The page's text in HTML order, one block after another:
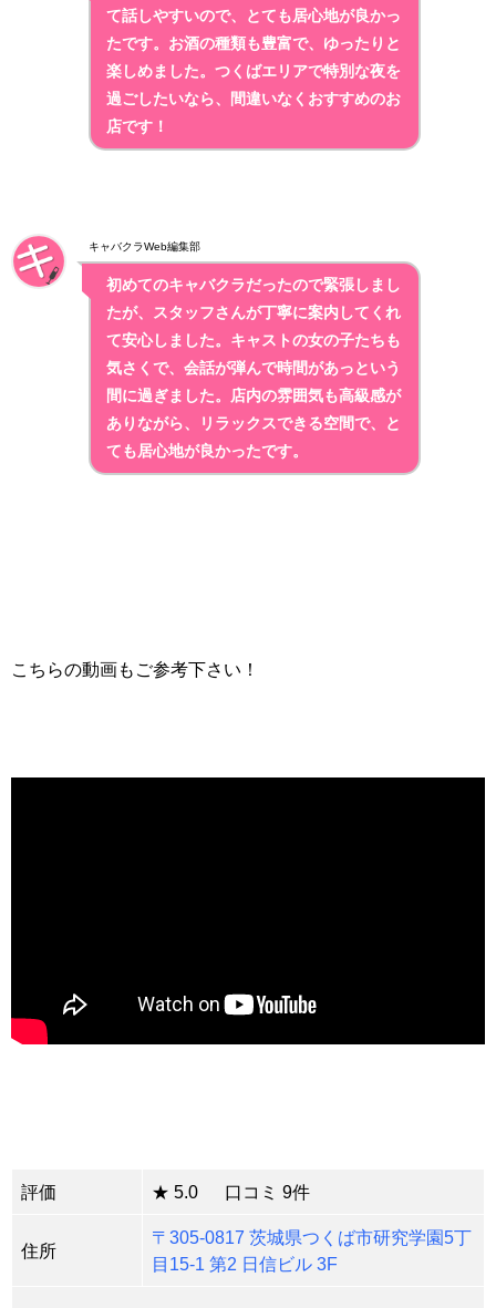
て話しやすいので、とても居心地が良かっ
たです。お酒の種類も豊富で、ゆったりと
楽しめました。つくばエリアで特別な夜を
過ごしたいなら、間違いなくおすすめのお
店です！
キャバクラWeb編集部
初めてのキャバクラだったので緊張しまし
たが、スタッフさんが丁寧に案内してくれ
て安心しました。キャストの女の子たちも
気さくで、会話が弾んで時間があっという
間に過ぎました。
店内の雰囲気も高級感が
ありながら、リラックスできる空間で、と
ても居心地が良かったです。
こちらの動画もご参考下さい！
評価 ★ 5.0 口コミ 9件
住所
〒305-0817 茨城県つくば市研究学園5丁
目15-1 第2 日信ビル 3F